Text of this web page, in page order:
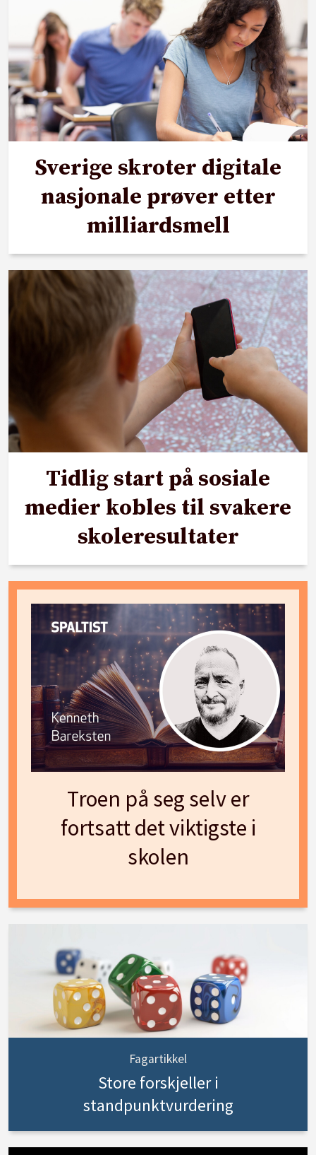
Sverige skroter digitale
nasjonale prøver etter
milliardsmell
Tidlig start på sosiale
medier kobles til svakere
skoleresultater
Troen på seg selv er
fortsatt det viktigste i
skolen
Fagartikkel
Store forskjeller i
standpunktvurdering